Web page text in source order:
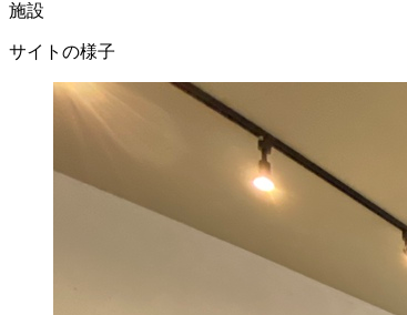
施設
サイトの様子